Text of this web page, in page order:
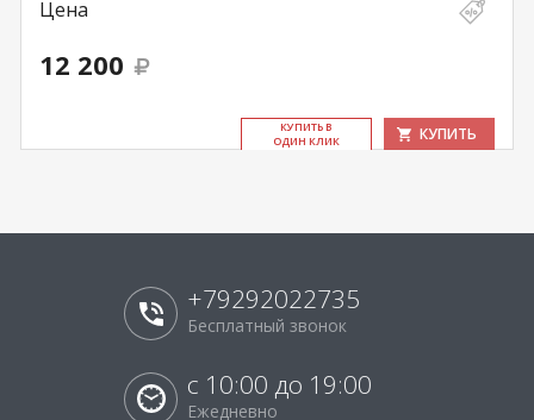
Цена
12 200
КУ­ПИТЬ В
ОДИН КЛИК
КУПИТЬ
+79292022735
Бесплатный звонок
с 10:00 до 19:00
Ежедневно